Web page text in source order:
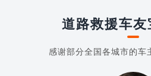
道路救援车
感谢部分全国各城市的车